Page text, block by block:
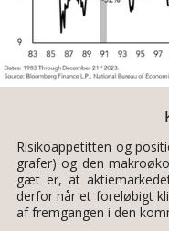
Risikoappetitten og
grafer) og den
gæt er, at
derfor når et foreløbigt
af fremgangen i den